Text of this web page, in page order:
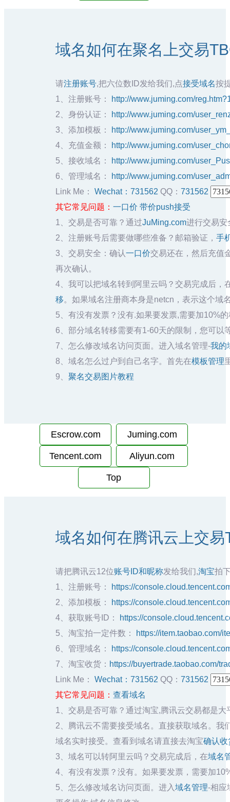
域名如何在聚名上交易
请注册账号,把六位数ID发给我们,点接受域名按
1、注册账号：
http://www.juming.com/
2、身份认证：
http://www.juming.com/
3、添加模板：
http://www.juming.com/
4、充值金额：
http://www.juming.com/
5、接收域名：
http://www.juming.com/
6、管理域名：
http://www.juming.com/
Link Me： Wechat：731562 QQ： 731562
其它常见问题： 一口价 带价push接受
1、交易是否可靠？通过JuMing.com进行交易安
2、注册账号后需要做哪些准备？邮箱验证， 手
3、交易安全：确认一口价交易还在，然后充值
再次确认。
4、我可以把域名转到阿里云吗？交易完成后，
移。如果域名注册商本身是netcn，表示这个域
5、有没有发票？没有.如果要发票,需要加10%
6、部分域名转移需要有1-60天的限制，您可以
7、怎么修改域名访问页面。进入域名管理-我的
8、域名怎么过户到自己名字。首先在模板管理
9、 聚名交易图片教程
Escrow.com Juming.com
Tencent.com Aliyun.com
Top
域名如何在腾讯云上交易
请把腾讯云12位账号ID和昵称发给我们,淘宝拍
1、注册账号：
https://
2、添加模板：
https://
4、获取账号ID：
https://
5、淘宝拍一定件数：
https://item.taobao.com/
6、管理域名：
https://
7、淘宝收货： https://buyertrade.taobao.com/
Link Me： Wechat：731562 QQ： 731562
其它常见问题： 查看域名
1、交易是否可靠？通过淘宝,腾讯云交易都是大
2、腾讯云不需要接受域名。直接获取域名。
域名实时接受。查看到域名请直接去淘宝确认收
3、域名可以转阿里云吗？交易完成后，在域名
4、有没有发票？没有。如果要发票，需要加
5、怎么修改域名访问页面。进入域名管理-相应